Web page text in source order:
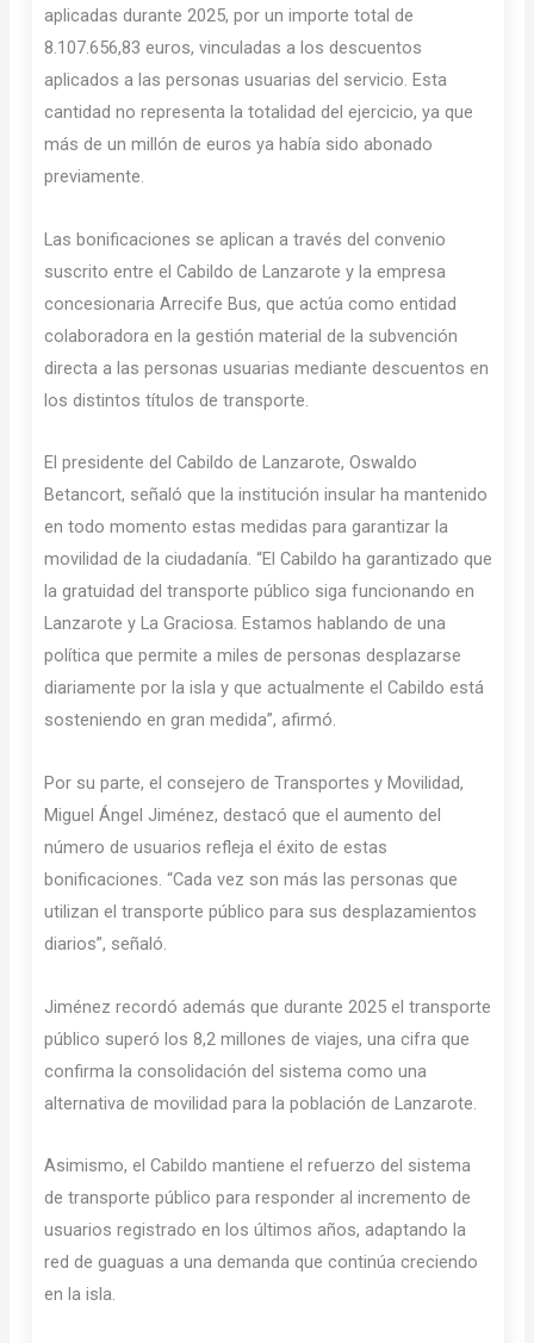
aplicadas durante 2025, por un importe total de
8.107.656,83 euros, vinculadas a los descuentos
aplicados a las personas usuarias del servicio. Esta
cantidad no representa la totalidad del ejercicio, ya que
más de un millón de euros ya había sido abonado
previamente.
Las bonificaciones se aplican a través del convenio
suscrito entre el Cabildo de Lanzarote y la empresa
concesionaria Arrecife Bus, que actúa como entidad
colaboradora en la gestión material de la subvención
directa a las personas usuarias mediante descuentos en
los distintos títulos de transporte.
El presidente del Cabildo de Lanzarote, Oswaldo
Betancort, señaló que la institución insular ha mantenido
en todo momento estas medidas para garantizar la
movilidad de la ciudadanía. “El Cabildo ha garantizado que
la gratuidad del transporte público siga funcionando en
Lanzarote y La Graciosa. Estamos hablando de una
política que permite a miles de personas desplazarse
diariamente por la isla y que actualmente el Cabildo está
sosteniendo en gran medida”, afirmó.
Por su parte, el consejero de Transportes y Movilidad,
Miguel Ángel Jiménez, destacó que el aumento del
número de usuarios refleja el éxito de estas
bonificaciones. “Cada vez son más las personas que
utilizan el transporte público para sus desplazamientos
diarios”, señaló.
Jiménez recordó además que durante 2025 el transporte
público superó los 8,2 millones de viajes, una cifra que
confirma la consolidación del sistema como una
alternativa de movilidad para la población de Lanzarote.
Asimismo, el Cabildo mantiene el refuerzo del sistema
de transporte público para responder al incremento de
usuarios registrado en los últimos años, adaptando la
red de guaguas a una demanda que continúa creciendo
en la isla.